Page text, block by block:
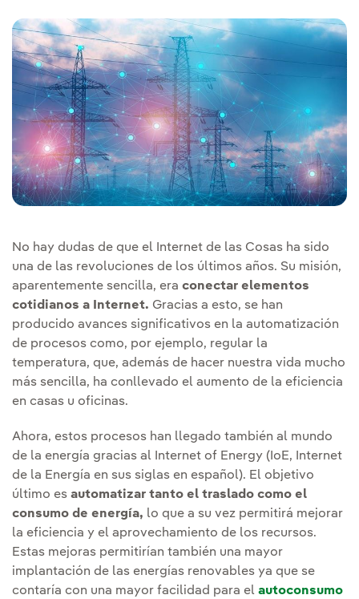
No hay dudas de que el Internet de las Cosas ha sido
una de las revoluciones de los últimos años. Su misión,
aparentemente sencilla, era conectar elementos
cotidianos a Internet. Gracias a esto, se han
producido avances significativos en la automatización
de procesos como, por ejemplo, regular la
temperatura, que, además de hacer nuestra vida mucho
más sencilla, ha conllevado el aumento de la eficiencia
en casas u oficinas.
Ahora, estos procesos han llegado también al mundo
de la energía gracias al Internet of Energy (IoE, Internet
de la Energía en sus siglas en español). El objetivo
último es automatizar tanto el traslado como el
consumo de energía, lo que a su vez permitirá mejorar
la eficiencia y el aprovechamiento de los recursos.
Estas mejoras permitirían también una mayor
implantación de las energías renovables ya que se
contaría con una mayor facilidad para el autoconsumo